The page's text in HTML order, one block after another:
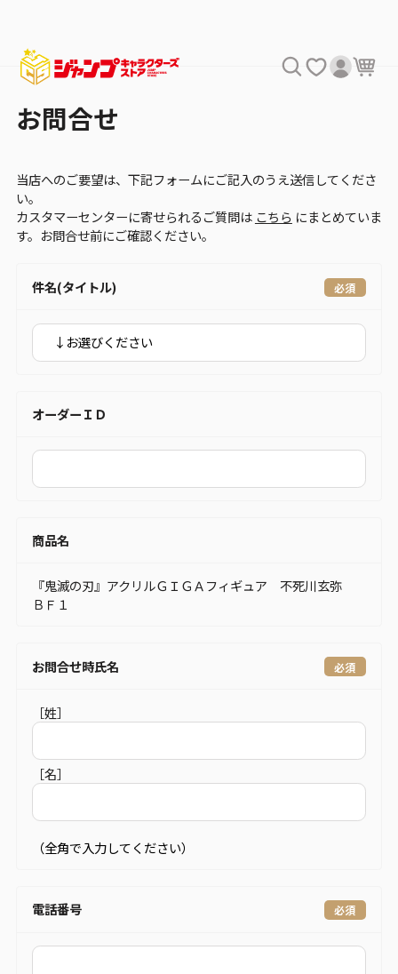
お問合せ
当店へのご要望は、下記フォームにご記入のうえ送信してくださ
い。
カスタマーセンターに寄せられるご質問は こちら にまとめていま
す。お問合せ前にご確認ください。
件名(タイトル)
オーダーＩＤ
商品名
『鬼滅の刃』アクリルＧＩＧＡフィギュア 不死川玄弥
ＢＦ１
お問合せ時氏名
［姓］
［名］
（全角で入力してください）
電話番号